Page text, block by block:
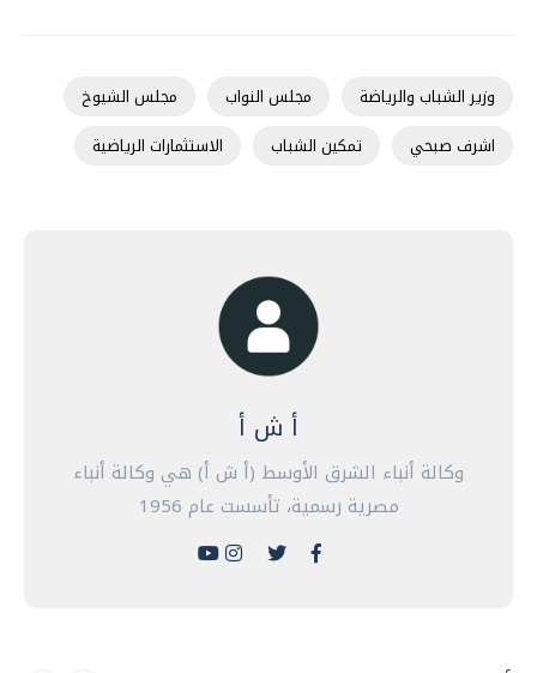
وزير الشباب والرياضة مجلس النواب
مجلس الشيوخ
اشرف صبحي
تمكين الشباب الاستثمارات الرياضية
أ ش أ
وكالة أنباء الشرق الأوسط (أ ش أ) هي وكالة أنباء
مصرية رسمية، تأسست عام 1956